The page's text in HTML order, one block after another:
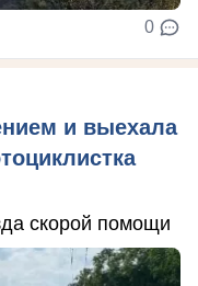
0
и выехала
скорой помощи